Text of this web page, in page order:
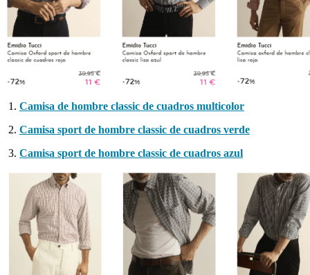
Camisa de hombre classic de cuadros multicolor
Camisa sport de hombre classic de cuadros verde
Camisa sport de hombre classic de cuadros azul